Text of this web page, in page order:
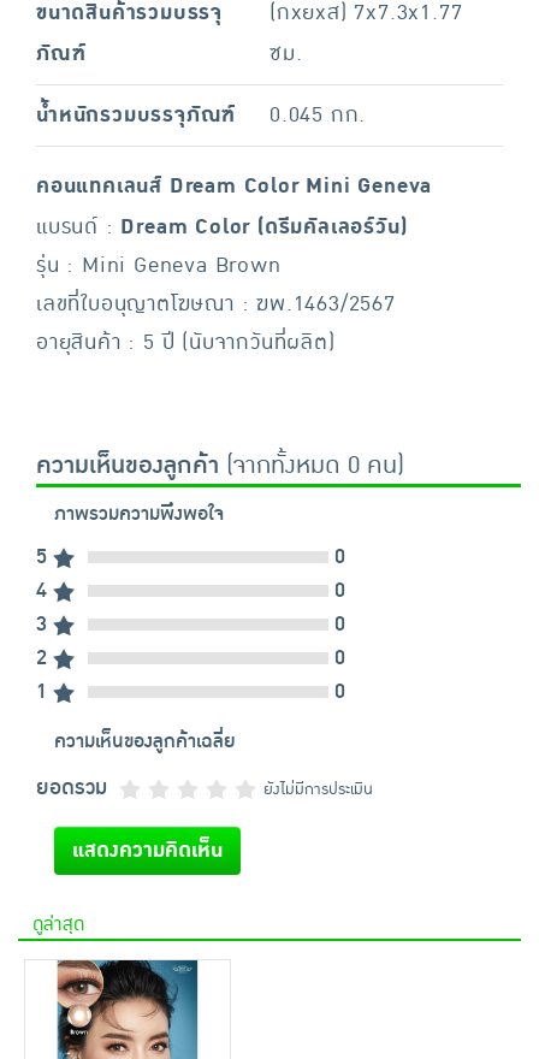
ขนาดสินค้ารวมบรรจุ
ภัณฑ์
(กxยxส) 7x7.3x1.77
ซม.
น้ำหนักรวมบรรจุภัณฑ์
0.045 กก.
คอนแทคเลนส์ Dream Color Mini Geneva
แบรนด์ : Dream Color (ดรีมคัลเลอร์วัน)
รุ่น : Mini Geneva Brown
เลขที่ใบอนุญาตโฆษณา : ฆพ.1463/2567
อายุสินค้า : 5 ปี (นับจากวันที่ผลิต)
ความเห็นของลูกค้า (จากทั้งหมด 0 คน)
ภาพรวมความพึงพอใจ
5
0
4
0
3
0
2
0
1
0
ความเห็นของลูกค้าเฉลี่ย
ยอดรวม ยังไม่มีการประเมิน
แสดงความคิดเห็น
ดูล่าสุด